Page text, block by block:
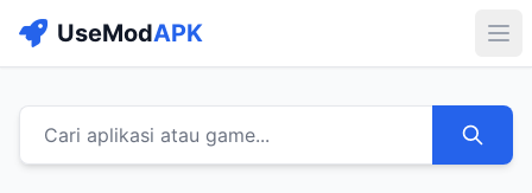
UseModAPK
Cari aplikasi atau game...